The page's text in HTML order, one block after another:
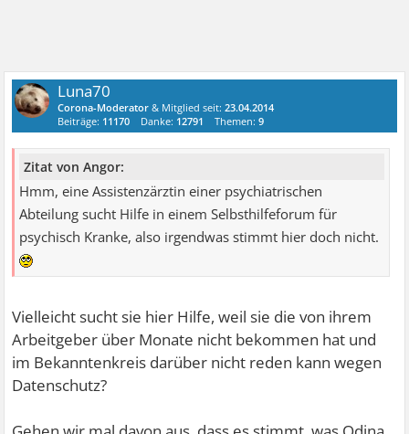
Luna70
Corona-Moderator & Mitglied seit:23.04.2014
Beiträge: 11170 Danke: 12791 Themen:9
Zitat von Angor:
Hmm, eine Assistenzärztin einer psychiatrischen
Abteilung sucht Hilfe in einem Selbsthilfeforum für
psychisch Kranke, also irgendwas stimmt hier doch nicht.
Vielleicht sucht sie hier Hilfe, weil sie die von ihrem
Arbeitgeber über Monate nicht bekommen hat und
im Bekanntenkreis darüber nicht reden kann wegen
Datenschutz?